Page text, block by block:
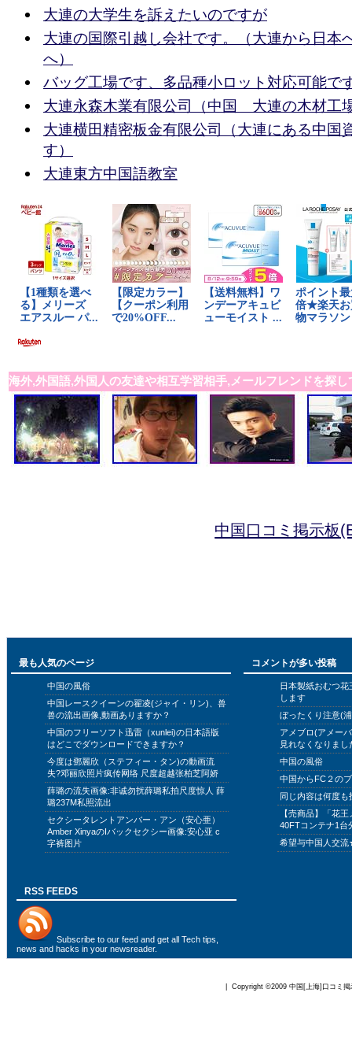
大連の大学生を訴えたいのですが
大連の国際引越し会社です。（大連から日本
へ）
バッグ工場です、多品種小ロット対応可能で
大連永森木業有限公司（中国 大連の木材工
大連横田精密板金有限公司（大連にある中国
す）
大連東方中国語教室
海外,外国語,外国人の友達や相互学習相手,メールフレンドを探し
中国口コミ掲示板
最も人気のページ
中国の風俗
中国レースクイーンの翟凌(ジャイ・リン)、兽
兽の流出画像,動画ありますか？
中国のフリーソフト迅雷（xunlei)の日本語版
はどこでダウンロードできますか？
今度は鄧麗欣（ステフィー・タン)の動画流
失?邓丽欣照片疯传网络 尺度超越张柏芝阿娇
薛璐の流失画像:非诚勿扰薛璐私拍尺度惊人 薛
璐237M私照流出
セクシータレントアンバー・アン（安心亜）
Amber XinyaのIバックセクシー画像:安心亚 c
字裤图片
コメントが多い投稿
日本製紙おむつ
します
ぼったくり注意(
アメブロ(アメー
見れなくなりまし
中国の風俗
中国からFC２の
同じ内容は何度
【売商品】「花
40FTコンテナ1台
希望与中国人交
RSS FEEDS
Subscribe to our feed and get all Tech tips,
news and hacks in your newsreader.
| Copyright ©2009 中国[上海]口コミ掲